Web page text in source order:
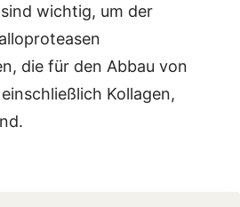
wichtig, um der
die für den Abbau von
Kollagen,